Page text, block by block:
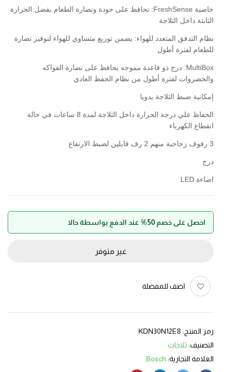
خاصية FreshSense: تحافظ على جودة ونضارة الطعام بفضل الحرارة
الثابتة داخل الثلاجة
نظام التدفق المتعدد للهواء: يضمن توزيع متساوي للهواء لتوفير نضارة
للطعام لفترة أطول
MultiBox: درج ذو قاعدة مموجه يحافظ على نضارة الفواكه
والخضروات لفترة أطول من نظام الحفظ العادي
إمكانية ضبط الثلاجة يدويا
الحفاظ علي درجة الحرارة داخل الثلاجة لمدة 8 ساعات في حالة
انقطاع الكهرباء
3 رفوف زجاجية منهم 2 رف قابلين لضبط الارتفاع
درج
اضاءة LED
احصل على خصم 50% عند الدفع بواسطة حالا
غير متوفر
اضف للمفضلة
رمز المنتج: KDN30N12E8
التصنيف: ثلاجات
العلامة التجارية: Bosch